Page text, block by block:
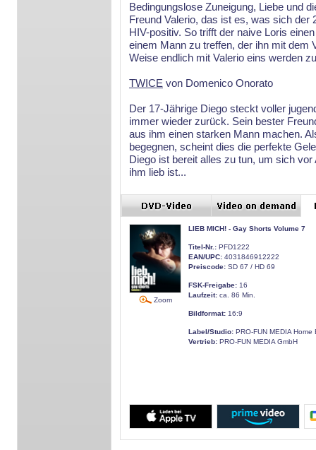
Bedingungslose Zuneigung, Liebe und
Freund Valerio, das ist es, was sich
HIV-positiv. So trifft der naive Loris
einem Mann zu treffen, der ihn mit dem
Weise endlich mit Valerio eins werden
TWICE von Domenico Onorato
Der 17-Jährige Diego steckt voller
immer wieder zurück. Sein bester
aus ihm einen starken Mann machen.
begegnen, scheint dies die perfekte
Diego ist bereit alles zu tun, um sich
ihm lieb ist...
Zoom
LIEB MICH! - Gay Shorts Volume 7
Titel-Nr.: PFD1222
EAN/UPC: 4031846912222
Preiscode: SD 67 / HD 69
FSK-Freigabe: 16
Laufzeit: ca. 86 Min.
Bildformat: 16:9
Label/Studio: PRO-FUN MEDIA Home
Vertrieb: PRO-FUN MEDIA GmbH